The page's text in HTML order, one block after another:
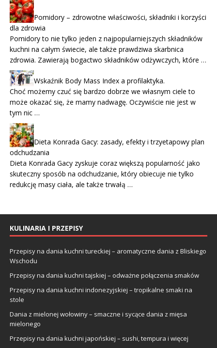
Pomidory – zdrowotne właściwości, składniki i korzyści
dla zdrowia
Pomidory to nie tylko jeden z najpopularniejszych składników
kuchni na całym świecie, ale także prawdziwa skarbnica
zdrowia. Zawierają bogactwo składników odżywczych, które …
Wskaźnik Body Mass Index a profilaktyka.
Choć możemy czuć się bardzo dobrze we własnym ciele to
może okazać się, że mamy nadwagę. Oczywiście nie jest w
tym nic …
Dieta Konrada Gacy: zasady, efekty i trzyetapowy plan
odchudzania
Dieta Konrada Gacy zyskuje coraz większą popularność jako
skuteczny sposób na odchudzanie, który obiecuje nie tylko
redukcję masy ciała, ale także trwałą …
KULINARIA I PRZEPISY
Przepisy na dania kuchni tureckiej – aromatyczne dania z Bliskiego
Wschodu
Przepisy na dania kuchni tajskiej – odważne połączenia smaków
Przepisy na dania kuchni indonezyjskiej – tropikalne smaki na
stole
Dania z mielonej wołowiny – smaczne i sycące dania z mięsa
mielonego
Przepisy na dania kuchni japońskiej – sushi, tempura i więcej